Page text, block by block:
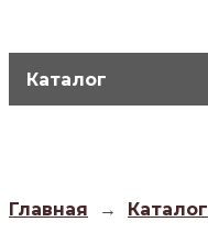
Каталог
Главная → Каталог